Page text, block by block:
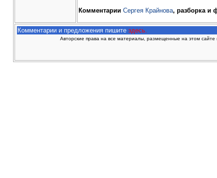
Комментарии Сергея Крайнова, разборка и
Комментарии и предложения пишите здесь.
Авторские права на все материалы, размещенные на этом сайте